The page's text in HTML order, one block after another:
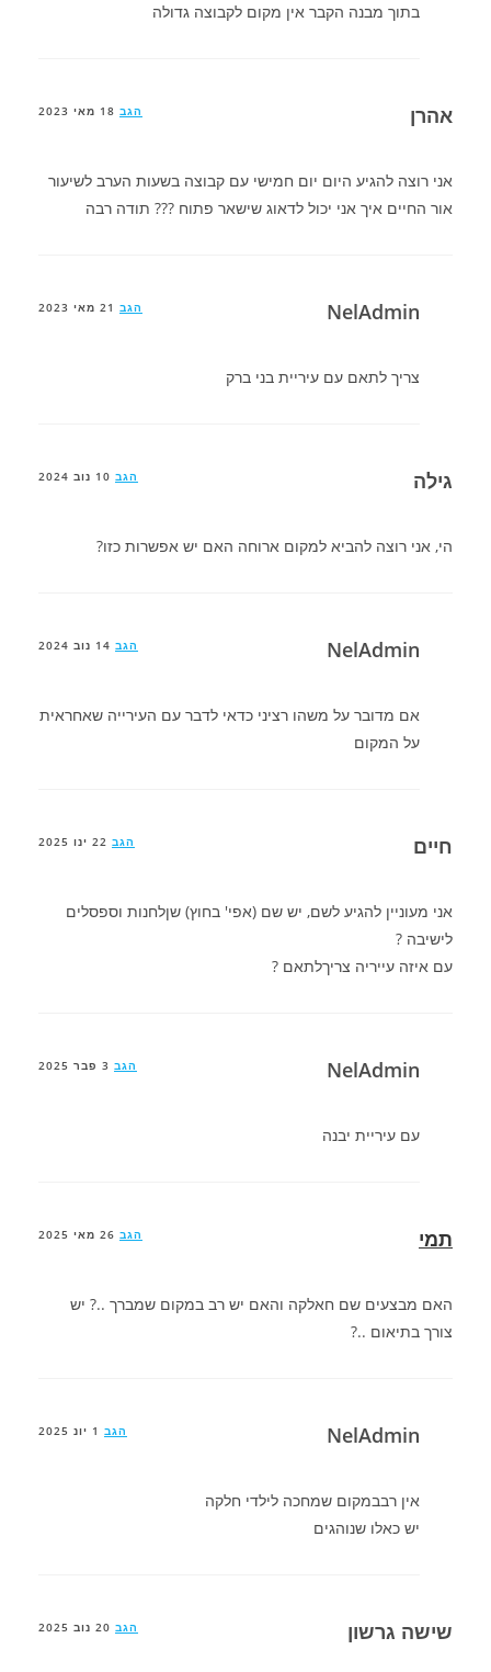
בתוך מבנה הקבר אין מקום לקבוצה גדולה
אהרן הגב 18 מאי 2023
אני רוצה להגיע היום יום חמישי עם קבוצה בשעות הערב לשיעור
אור החיים איך אני יכול לדאוג שישאר פתוח ??? תודה רבה
NelAdmin הגב 21 מאי 2023
צריך לתאם עם עיריית בני ברק
גילה הגב 10 נוב 2024
הי, אני רוצה להביא למקום ארוחה האם יש אפשרות כזו?
NelAdmin הגב 14 נוב 2024
אם מדובר על משהו רציני כדאי לדבר עם העירייה שאחראית
על המקום
חיים הגב 22 ינו 2025
אני מעוניין להגיע לשם, יש שם (אפי' בחוץ) שןלחנות וספסלים
לישיבה ?
עם איזה עייריה צריךלתאם ?
NelAdmin הגב 3 פבר 2025
עם עיריית יבנה
תמי הגב 26 מאי 2025
האם מבצעים שם חאלקה והאם יש רב במקום שמברך ..? יש
צורך בתיאום ..?
NelAdmin הגב 1 יונ 2025
אין רבבמקום שמחכה לילדי חלקה
יש כאלו שנוהגים
שישה גרשון הגב 20 נוב 2025